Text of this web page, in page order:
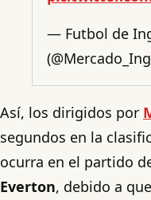
— Futbol de
Así, los dirigidos por
segundos en la
ocurra en el partido
Everton, debido a